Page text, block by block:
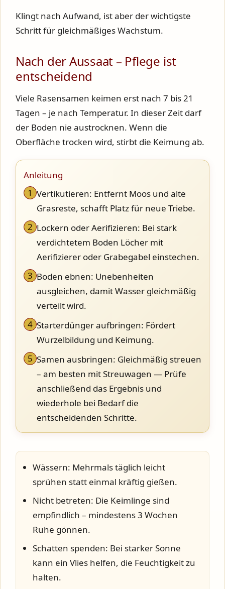
Klingt nach Aufwand, ist aber der wichtigste
Schritt für gleichmäßiges Wachstum.
Nach der Aussaat – Pflege ist
entscheidend
Viele Rasensamen keimen erst nach 7 bis 21
Tagen – je nach Temperatur. In dieser Zeit darf
der Boden nie austrocknen. Wenn die
Oberfläche trocken wird, stirbt die Keimung ab.
Anleitung
1 Vertikutieren: Entfernt Moos und alte
Grasreste, schafft Platz für neue Triebe.
2 Lockern oder Aerifizieren: Bei stark
verdichtetem Boden Löcher mit
Aerifizierer oder Grabegabel einstechen.
3 Boden ebnen: Unebenheiten
ausgleichen, damit Wasser gleichmäßig
verteilt wird.
4 Starterdünger aufbringen: Fördert
Wurzelbildung und Keimung.
5 Samen ausbringen: Gleichmäßig streuen
– am besten mit Streuwagen — Prüfe
anschließend das Ergebnis und
wiederhole bei Bedarf die
entscheidenden Schritte.
Wässern: Mehrmals täglich leicht
sprühen statt einmal kräftig gießen.
Nicht betreten: Die Keimlinge sind
empfindlich – mindestens 3 Wochen
Ruhe gönnen.
Schatten spenden: Bei starker Sonne
kann ein Vlies helfen, die Feuchtigkeit zu
halten.